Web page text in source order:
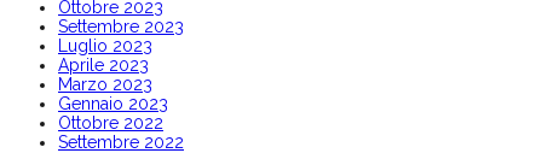
Ottobre 2023
Settembre 2023
Luglio 2023
Aprile 2023
Marzo 2023
Gennaio 2023
Ottobre 2022
Settembre 2022